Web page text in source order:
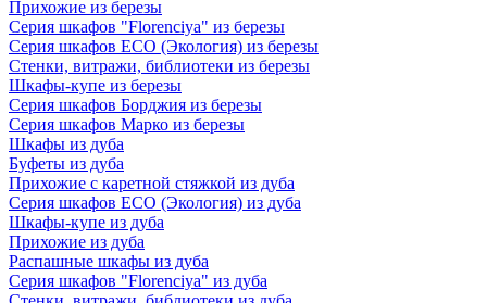
Прихожие из березы
Серия шкафов "Florenciya" из березы
Серия шкафов ECO (Экология) из березы
Стенки, витражи, библиотеки из березы
Шкафы-купе из березы
Серия шкафов Борджия из березы
Серия шкафов Марко из березы
Шкафы из дуба
Буфеты из дуба
Прихожие с каретной стяжкой из дуба
Серия шкафов ECO (Экология) из дуба
Шкафы-купе из дуба
Прихожие из дуба
Распашные шкафы из дуба
Серия шкафов "Florenciya" из дуба